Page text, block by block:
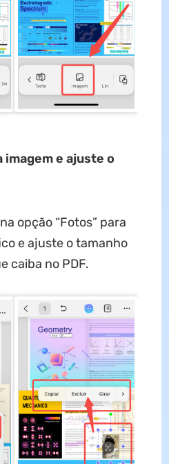
imagem e ajuste o
opção “Fotos” para
e ajuste o tamanho
caiba no PDF.